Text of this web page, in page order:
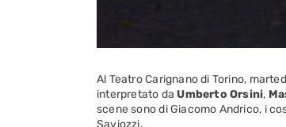
Al Teatro Carignano di Torino,
interpretato da Umberto Orsini,
scene sono di Giacomo Andrico, i
Saviozzi.